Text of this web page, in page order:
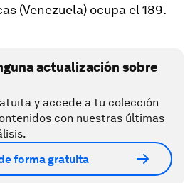
(Venezuela) ocupa el 189.
actualización sobre
y accede a tu colección
con nuestras últimas
forma gratuita